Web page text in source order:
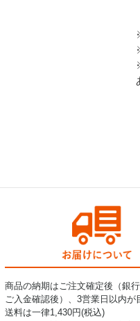
商品の納期はご注文確定後（銀
ご入金確認後）、3営業日以内が
送料は一律1,430円(税込)